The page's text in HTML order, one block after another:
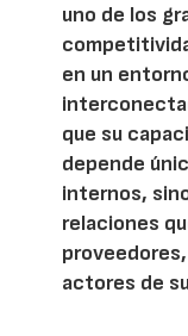
uno de los
en un
que su
depende
internos,
relaciones
actores de